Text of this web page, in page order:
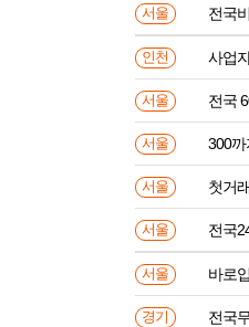
서울 전국
인천 사업
서울 전국
서울 300까
서울 첫거
서울 전국
서울 바로
경기 전국